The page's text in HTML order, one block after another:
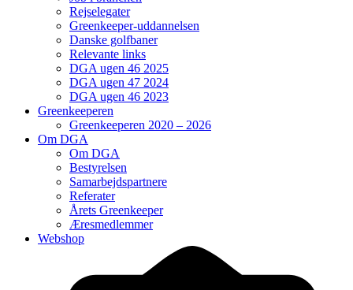
Rejselegater
Greenkeeper-uddannelsen
Danske golfbaner
Relevante links
DGA ugen 46 2025
DGA ugen 47 2024
DGA ugen 46 2023
Greenkeeperen
Greenkeeperen 2020 – 2026
Om DGA
Om DGA
Bestyrelsen
Samarbejdspartnere
Referater
Årets Greenkeeper
Æresmedlemmer
Webshop